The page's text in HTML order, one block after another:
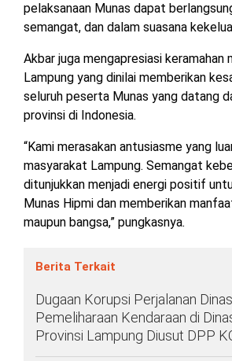
pelaksanaan Munas dapat
semangat, dan dalam suasana
Akbar juga mengapresiasi keramahan
Lampung yang dinilai memberikan
seluruh peserta Munas yang datang
provinsi di Indonesia.
“Kami merasakan antusiasme yang
masyarakat Lampung. Semangat
ditunjukkan menjadi energi positif
Munas Hipmi dan memberikan
maupun bangsa,” pungkasnya.
Berita Terkait
Dugaan Korupsi Perjalanan
Pemeliharaan Kendaraan di
Provinsi Lampung Diusut DPP